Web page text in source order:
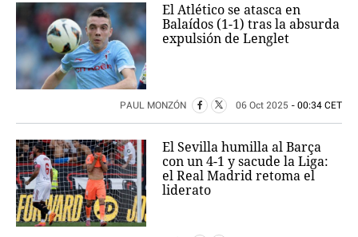
El Atlético se atasca en
Balaídos (1-1) tras la absurda
expulsión de Lenglet
PAUL MONZÓN 06 Oct 2025 - 00:34 CET
El Sevilla humilla al Barça
con un 4-1 y sacude la Liga:
el Real Madrid retoma el
liderato